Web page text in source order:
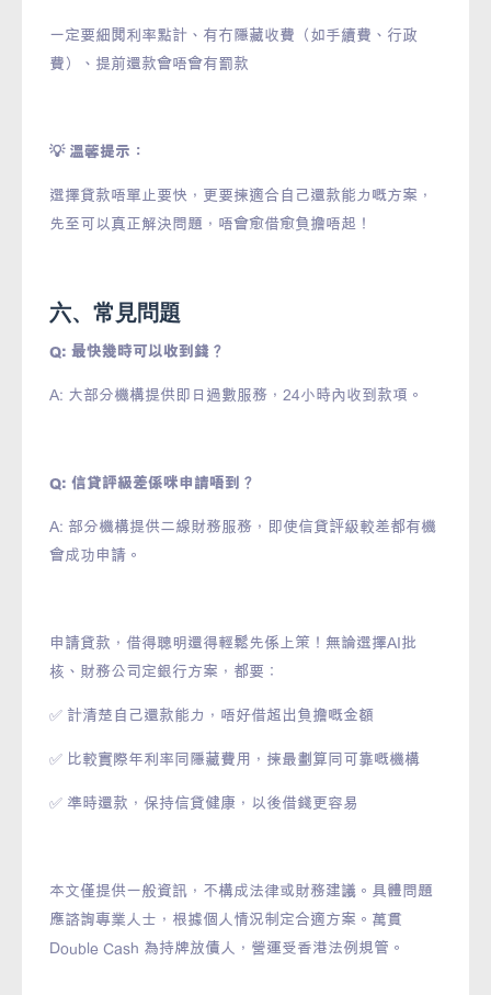
一定要細閱利率點計、有冇隱藏收費（如手續費、行政
費）、提前還款會唔會有罰款
💡 溫馨提示：
選擇貸款唔單止要快，更要揀適合自己還款能力嘅方案，
先至可以真正解決問題，唔會愈借愈負擔唔起！
六、常見問題
Q: 最快幾時可以收到錢？
A: 大部分機構提供即日過數服務，24小時內收到款項。
Q: 信貸評級差係咪申請唔到？
A: 部分機構提供二線財務服務，即使信貸評級較差都有機
會成功申請。
申請貸款，借得聰明還得輕鬆先係上策！無論選擇AI批
核、財務公司定銀行方案，都要：
✅ 計清楚自己還款能力，唔好借超出負擔嘅金額
✅ 比較實際年利率同隱藏費用，揀最劃算同可靠嘅機構
✅ 準時還款，保持信貸健康，以後借錢更容易
本文僅提供一般資訊，不構成法律或財務建議。具體問題
應諮詢專業人士，根據個人情況制定合適方案。萬貫
Double Cash 為持牌放債人，營運受香港法例規管。